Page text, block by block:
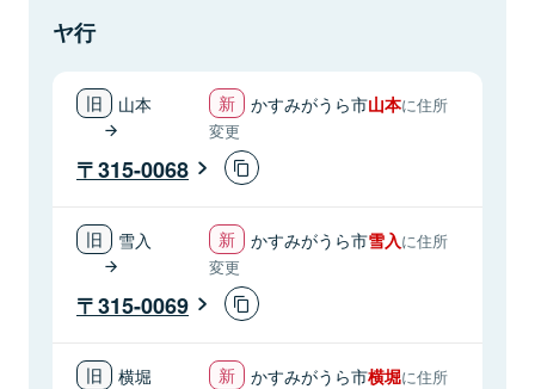
ヤ行
山本 かすみがうら市山本に住所
変更
315-0068
雪入 かすみがうら市雪入に住所
変更
315-0069
横堀 かすみがうら市横堀に住所